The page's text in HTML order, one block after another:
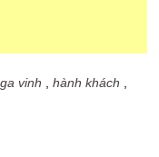
ga vinh ,hành khách